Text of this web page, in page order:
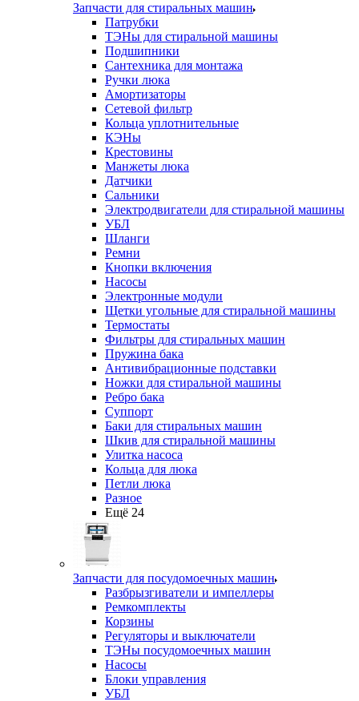
Запчасти для стиральных машин
Патрубки
ТЭНы для стиральной машины
Подшипники
Сантехника для монтажа
Ручки люка
Амортизаторы
Сетевой фильтр
Кольца уплотнительные
КЭНы
Крестовины
Манжеты люка
Датчики
Сальники
Электродвигатели для стиральной машины
УБЛ
Шланги
Ремни
Кнопки включения
Насосы
Электронные модули
Щетки угольные для стиральной машины
Термостаты
Фильтры для стиральных машин
Пружина бака
Антивибрационные подставки
Ножки для стиральной машины
Ребро бака
Суппорт
Баки для стиральных машин
Шкив для стиральной машины
Улитка насоса
Кольца для люка
Петли люка
Разное
Ещё 24
Запчасти для посудомоечных машин
Разбрызгиватели и импеллеры
Ремкомплекты
Корзины
Регуляторы и выключатели
ТЭНы посудомоечных машин
Насосы
Блоки управления
УБЛ